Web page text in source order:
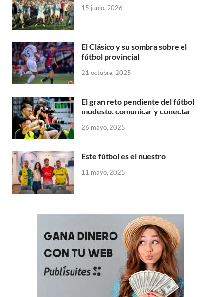
15 junio, 2026
El Clásico y su sombra sobre el
fútbol provincial
21 octubre, 2025
El gran reto pendiente del fútbol
modesto: comunicar y conectar
26 mayo, 2025
Este fútbol es el nuestro
11 mayo, 2025